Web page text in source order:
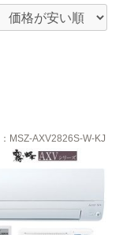
：MSZ-AXV2826S-W-KJ